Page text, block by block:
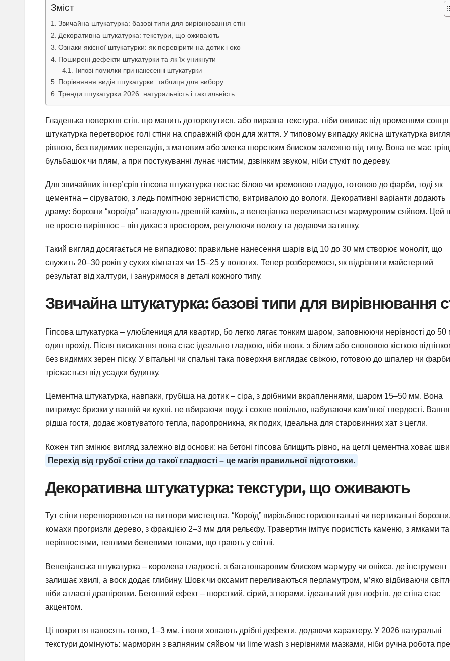
Зміст
Звичайна штукатурка: базові типи для вирівнювання стін
Декоративна штукатурка: текстури, що оживають
Ознаки якісної штукатурки: як перевірити на дотик і око
Поширені дефекти штукатурки та як їх уникнути
Типові помилки при нанесенні штукатурки
Порівняння видів штукатурки: таблиця для вибору
Тренди штукатурки 2026: натуральність і тактильність
Гладенька поверхня стін, що манить доторкнутися, або виразна текстура, ніби оживає під променями
штукатурка перетворює голі стіни на справжній фон для життя. У типовому випадку якісна штукатурка
рівною, без видимих перепадів, з матовим або злегка шорстким блиском залежно від типу. Вона не має
бульбашок чи плям, а при постукуванні лунає чистим, дзвінким звуком, ніби стукіт по дереву.
Для звичайних інтер’єрів гіпсова штукатурка постає білою чи кремовою гладдю, готовою до фарби, тоді як
цементна – сіруватою, з ледь помітною зернистістю, витривалою до вологи. Декоративні варіанти додають
драму: борозни “короїда” нагадують древній камінь, а венеціанка переливається мармуровим сяйвом. Цей
не просто вирівнює – він дихає з простором, регулюючи вологу та додаючи затишку.
Такий вигляд досягається не випадково: правильне нанесення шарів від 10 до 30 мм створює моноліт, що
служить 20–30 років у сухих кімнатах чи 15–25 у вологих. Тепер розберемося, як відрізнити майстерний
результат від халтури, і зануримося в деталі кожного типу.
Звичайна штукатурка: базові типи для вирівнювання
Гіпсова штукатурка – улюблениця для квартир, бо легко лягає тонким шаром, заповнюючи нерівності до 50
один прохід. Після висихання вона стає ідеально гладкою, ніби шовк, з білим або слоновою кісткою
без видимих зерен піску. У вітальні чи спальні така поверхня виглядає свіжою, готовою до шпалер чи
тріскається від усадки будинку.
Цементна штукатурка, навпаки, грубіша на дотик – сіра, з дрібними вкрапленнями, шаром 15–50 мм. Вона
витримує бризки у ванній чи кухні, не вбираючи воду, і сохне повільно, набуваючи кам’яної твердості.
рідша гостя, додає жовтуватого тепла, паропроникна, як подих, ідеальна для старовинних хат з цегли.
Кожен тип змінює вигляд залежно від основи: на бетоні гіпсова блищить рівно, на цеглі цементна ховає
Перехід від грубої стіни до такої гладкості – це магія правильної підготовки.
Декоративна штукатурка: текстури, що оживають
Тут стіни перетворюються на витвори мистецтва. “Короїд” вирізьблює горизонтальні чи вертикальні
комахи прогризли дерево, з фракцією 2–3 мм для рельєфу. Травертин імітує пористість каменю, з ямками та
нерівностями, теплими бежевими тонами, що грають у світлі.
Венеціанська штукатурка – королева гладкості, з багатошаровим блиском мармуру чи онікса, де інструмент
залишає хвилі, а воск додає глибину. Шовк чи оксамит переливаються перламутром, м’яко відбиваючи
ніби атласні драпіровки. Бетонний ефект – шорсткий, сірий, з порами, ідеальний для лофтів, де стіна стає
акцентом.
Ці покриття наносять тонко, 1–3 мм, і вони ховають дрібні дефекти, додаючи характеру. У 2026 натуральні
текстури домінують: марморин з вапняним сяйвом чи lime wash з нерівними мазками, ніби ручна робота